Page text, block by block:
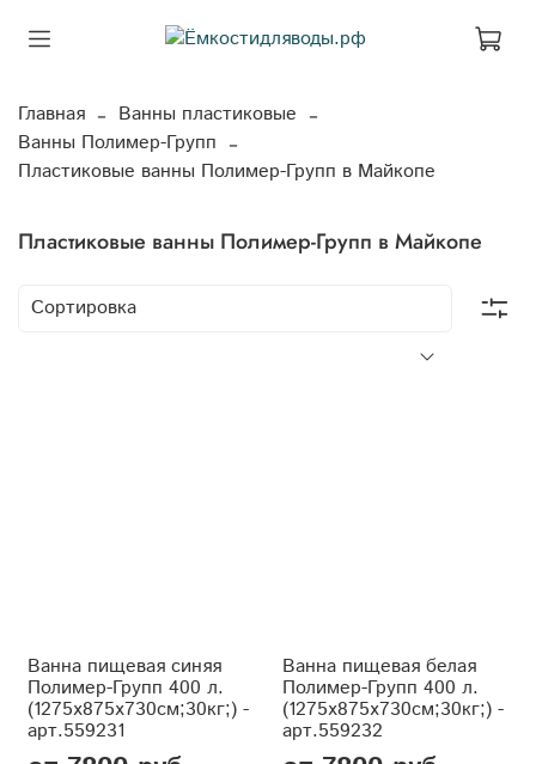
Главная
Ванны пластиковые
Ванны Полимер-Групп
Пластиковые ванны Полимер-Групп в Майкопе
Пластиковые ванны Полимер-Групп в Майкопе
Ванна пищевая синяя
Полимер-Групп 400 л.
(1275x875x730см;30кг;) -
арт.559231
Ванна пищевая белая
Полимер-Групп 400 л.
(1275x875x730см;30кг;) -
арт.559232